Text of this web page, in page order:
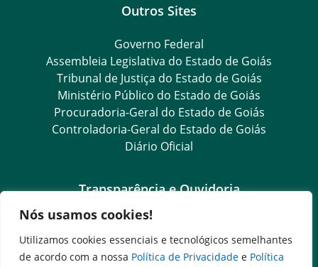
Nós usamos cookies!
Utilizamos cookies essenciais e tecnológicos semelhantes
de acordo com a nossa Política de Privacidade e Política
Outros Sites
Governo Federal
Assembleia Legislativa do Estado de Goiás
Tribunal de Justiça do Estado de Goiás
Ministério Público do Estado de Goiás
Procuradoria-Geral do Estado de Goiás
Controladoria-Geral do Estado de Goiás
Diário Oficial
Transparência e Ouvidoria
Goiás Transparência
Dados Abertos Goiás
Ouvidoria Setorial